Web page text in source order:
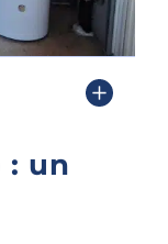
: un